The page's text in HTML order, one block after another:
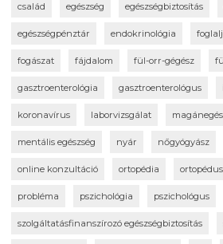
család egészség egészségbiztosítás
egészségpénztár endokrinológia
fogászat fájdalom fül-orr-gégész
gasztroenterológia gasztroenterológus
koronavírus laborvizsgálat
mentális egészség nyár nőgyógyász
online konzultáció ortopédia ortopédus
probléma pszichológia pszichológus
szolgáltatásfinanszírozó egészségbiztosítás